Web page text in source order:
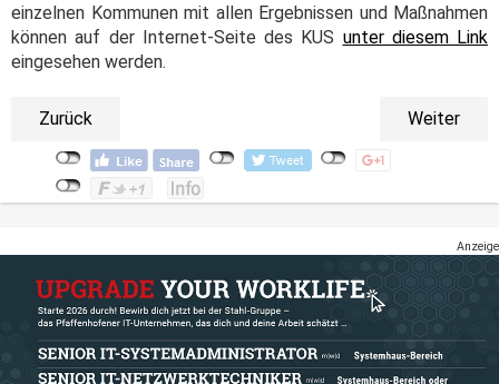
einzelnen Kommunen mit allen Ergebnissen und Maßnahmen
können auf der Internet-Seite des KUS unter diesem Link
eingesehen werden.
Zurück Weiter
Anzeige